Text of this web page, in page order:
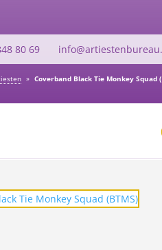
80 69
» Coverband Black Tie Monkey Squad